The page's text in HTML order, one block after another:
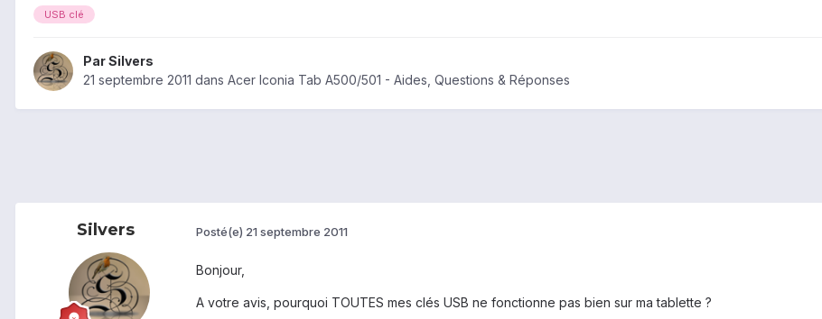
USB clé
ParSilvers
21 septembre 2011 dans Acer Iconia Tab A500/501 - Aides, Questions & Réponses
Silvers Posté(e) 21 septembre 2011
Bonjour,
A votre avis, pourquoi TOUTES mes clés USB ne fonctionne pas bien sur ma tablette ?